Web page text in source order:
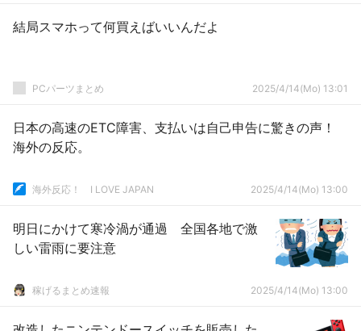
結局スマホって何買えばいいんだよ
PCパーツまとめ 2025/4/14(Mo) 13:01
日本の高速のETC障害、支払いは自己申告に驚きの声！
海外の反応。
海外反応！ I LOVE JAPAN 2025/4/14(Mo) 13:00
明日にかけて寒冷渦が通過 全国各地で激
しい雷雨に要注意
稼げるまとめ速報 2025/4/14(Mo) 13:00